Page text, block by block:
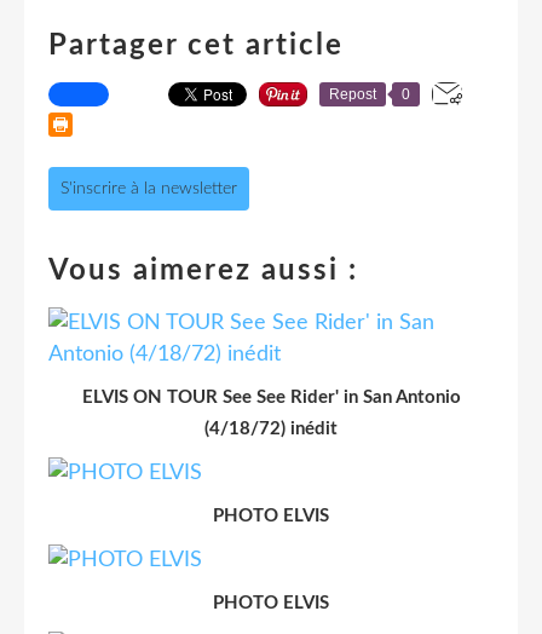
Partager cet article
Repost 0
S'inscrire à la newsletter
Vous aimerez aussi :
ELVIS ON TOUR See See Rider' in San Antonio
(4/18/72) inédit
PHOTO ELVIS
PHOTO ELVIS